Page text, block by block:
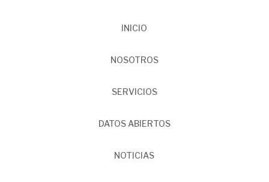
INICIO
NOSOTROS
SERVICIOS
DATOS ABIERTOS
NOTICIAS